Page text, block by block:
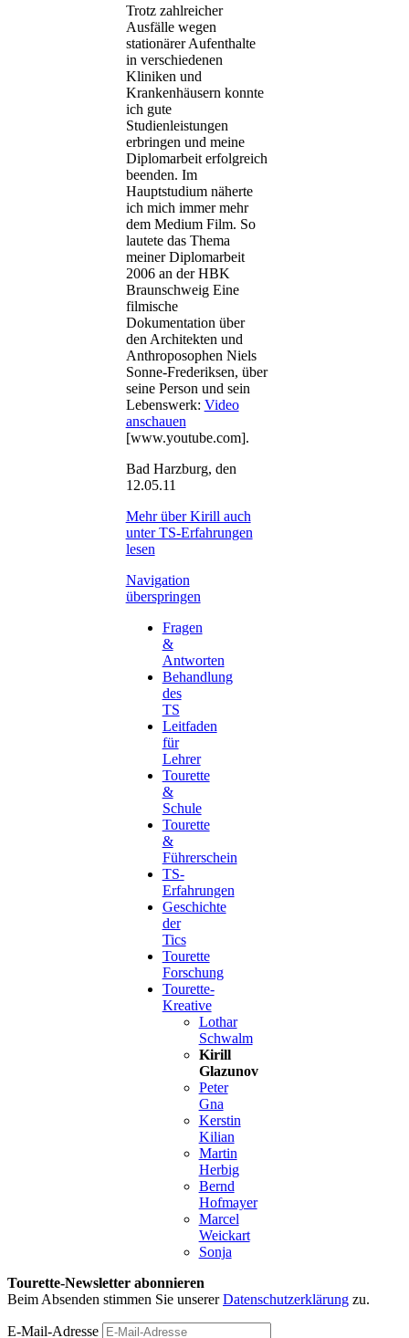
Trotz zahlreicher
Ausfälle wegen
stationärer Aufenthalte
in verschiedenen
Kliniken und
Krankenhäusern konnte
ich gute
Studienleistungen
erbringen und meine
Diplomarbeit erfolgreich
beenden. Im
Hauptstudium näherte
ich mich immer mehr
dem Medium Film. So
lautete das Thema
meiner Diplomarbeit
2006 an der HBK
Braunschweig Eine
filmische
Dokumentation über
den Architekten und
Anthroposophen Niels
Sonne-Frederiksen, über
seine Person und sein
Lebenswerk: Video
anschauen
[www.youtube.com].
Bad Harzburg, den
12.05.11
Mehr über Kirill auch
unter TS-Erfahrungen
lesen
Navigation
überspringen
Fragen
&
Antworten
Behandlung
des
TS
Leitfaden
für
Lehrer
Tourette
&
Schule
Tourette
&
Führerschein
TS-
Erfahrungen
Geschichte
der
Tics
Tourette
Forschung
Tourette-
Kreative
Lothar
Schwalm
Kirill
Glazunov
Peter
Gna
Kerstin
Kilian
Martin
Herbig
Bernd
Hofmayer
Marcel
Weickart
Sonja
Tourette-Newsletter abonnieren
Beim Absenden stimmen Sie unsererDatenschutzerklärung zu.
E-Mail-Adresse